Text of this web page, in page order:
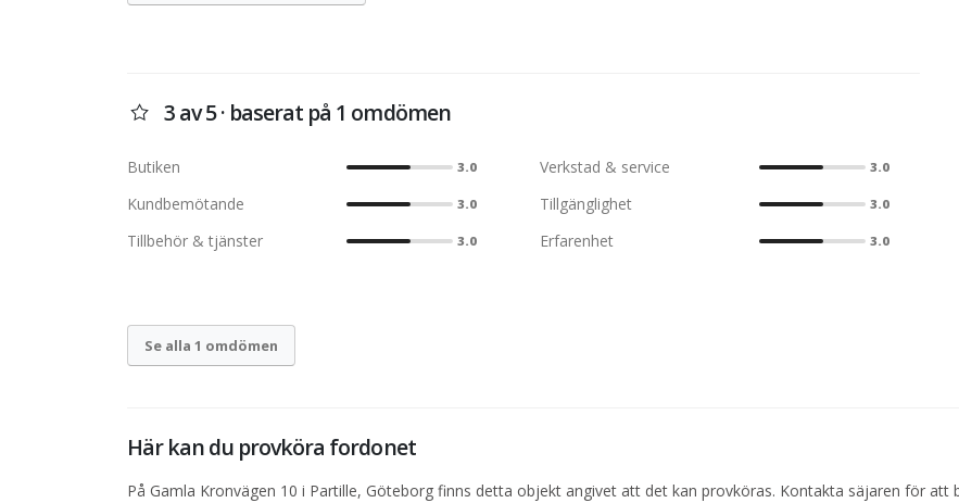
3 av 5 · baserat på 1 omdömen
Butiken 3.0 Verkstad & service 3.0
Kundbemötande 3.0 Tillgänglighet 3.0
Tillbehör & tjänster 3.0 Erfarenhet 3.0
Se alla 1 omdömen
Här kan du provköra fordonet
På Gamla Kronvägen 10 i Partille, Göteborg finns detta objekt angivet att det kan provköras. Kontakta säjaren för att